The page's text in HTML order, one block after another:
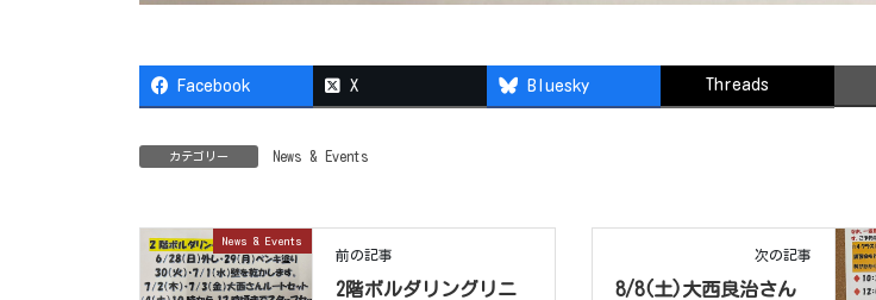
Facebook X Bluesky Threads
カテゴリー News & Events
News & Events
前の記事
2階ボルダリングリニ
次の記事
8/8(土)大西良治さん